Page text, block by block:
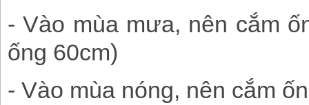
- Vào mùa mưa, nên cắm
ống 60cm)
- Vào mùa nóng, nên cắm